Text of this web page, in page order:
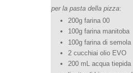
per la pasta della pizza:
200g farina 00
100g farina manitoba
100g farina di semola
2 cucchiai olio EVO
200 mL acqua tiepida